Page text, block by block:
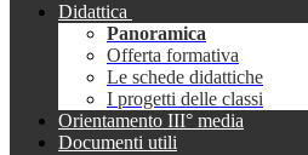
Didattica
Panoramica
Offerta formativa
Le schede didattiche
I progetti delle classi
Orientamento III° media
Documenti utili